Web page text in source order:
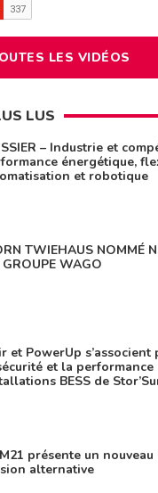
LES VIDÉOS
LUS
– Industrie et
énergétique,
et robotique
TWIEHAUS NOMMÉ
GROUPE WAGO
et PowerUp
et la performance
BESS de
présente un
alternative